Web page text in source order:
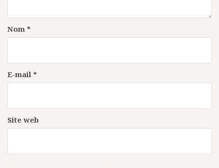
a
r
i
c
e
Nom *
E-mail *
Site web